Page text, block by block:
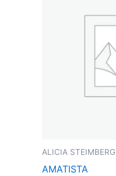
ALICIA STEIMBERG
AMATISTA